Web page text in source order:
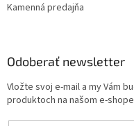
Kamenná predajňa
Odoberať newsletter
Vložte svoj e-mail a my Vám
produktoch na našom e-